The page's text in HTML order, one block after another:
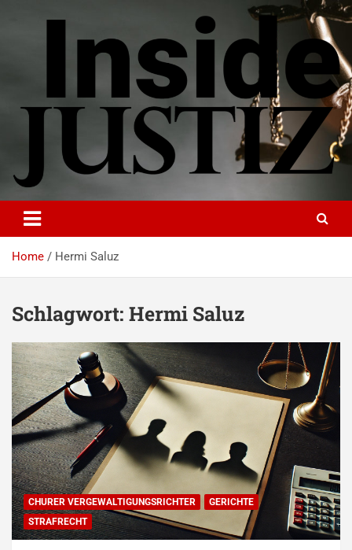
INSIDE-JUSTIZ
Home Hermi Saluz
Schlagwort: Hermi Saluz
CHURER VERGEWALTIGUNGSRICHTER
GERICHTE
STRAFRECHT